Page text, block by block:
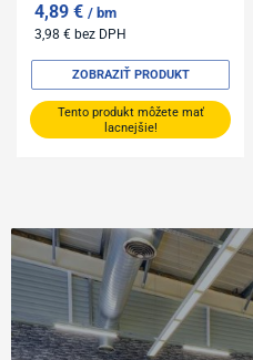
4,89€ bm
3,98€ bez DPH
Tento produkt môžete mať
lacnejšie!
ZOBRAZIŤ PRODUKT